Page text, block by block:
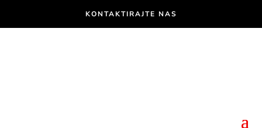
KONTAKTIRAJTE NAS